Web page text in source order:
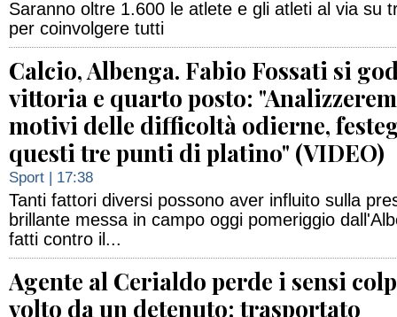
Saranno oltre 1.600 le atlete e gli atleti al via su
per coinvolgere tutti
Calcio, Albenga. Fabio Fossati si
vittoria e quarto posto:
motivi delle difficoltà odierne,
questi tre punti di platino" (VIDEO)
Sport | 17:38
Tanti fattori diversi possono aver influito sulla
brillante messa in campo oggi pomeriggio
fatti contro il...
Agente al Cerialdo perde i sensi
volto da un detenuto: trasportato